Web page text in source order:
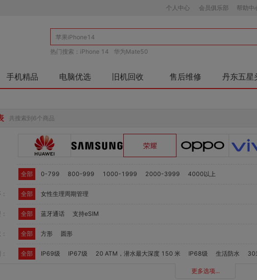
个人中心 会员俱乐部 帮助中
热门搜索： iPhone 14 华为Mate50
手机精品 电脑优选 旧机回收 售后维修 丹东五星
共搜索到6个商品
荣耀
全部 0-799 800-999 1000-1999 2000-3999 4000以上
全部 女性生理周期管理
全部 蓝牙通话 支持eSIM
全部 方形 圆形
全部 IP69级 IP67级 20 ATM，潜水最大深度 150 米 IP68级 生活防水 30
更多选项...